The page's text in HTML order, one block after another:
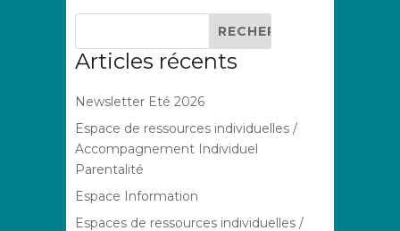
Articles récents
Newsletter Eté 2026
Espace de ressources individuelles /
Accompagnement Individuel
Parentalité
Espace Information
Espaces de ressources individuelles /